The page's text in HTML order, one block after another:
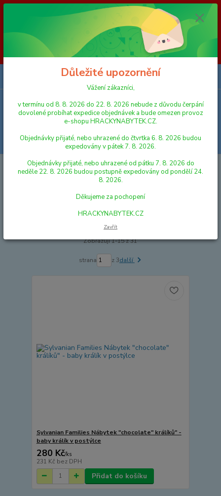
Vážení zákazníci, v termínu od 8. 8. 2026 do 23. 8. 2026 nebude z
důvodu čerpání dovolené probíhat expedice objednávek a bude omezen
provoz e-shopu HRACKYNABYTEK.CZ. Objednávky přijaté, nebo
uhrazené do čtvrtka 6. 8. 2026 budou expedovány v pátek 7. 8. 2026.
Objednávky přijaté, nebo uhrazené od pátku 7. 8. 2026 do neděle 23. 8.
2026 budou postupně expedovány od pondělí 24. 8. 2026. Děkujeme za
pochopení HRACKYNABYTEK.CZ
Menu
Hledat
FIGURKY A ZVÍŘÁTKA SYLVANIAN FAMILIES
Figurky a
nábytek
Figurky a nábytek
Zobrazuji 1-15 z 31
strana z 3další
Sylvanian Families Nábytek "chocolate" králíků" -
baby králík v postýlce
280 Kč/ks
231 Kč bez DPH
Přidat do košíku
Důležité upozornění
Vážení zákazníci,
v termínu od 8. 8. 2026 do 22. 8. 2026 nebude z důvodu čerpání
dovolené probíhat expedice objednávek a bude omezen provoz
e-shopu HRACKYNABYTEK.CZ.
Objednávky přijaté, nebo uhrazené do čtvrtka 6. 8. 2026 budou
expedovány v pátek 7. 8. 2026.
Objednávky přijaté, nebo uhrazené od pátku 7. 8. 2026 do
neděle 22. 8. 2026 budou postupně expedovány od pondělí 24.
8. 2026.
Děkujeme za pochopení
HRACKYNABYTEK.CZ
Zavřít